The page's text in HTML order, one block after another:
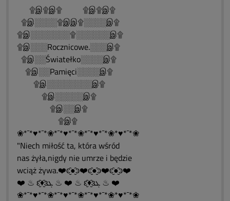
۩இ۩இ۩ ۩இ۩இ۩
۩இ░░░░۩இஇ۩░░░░இ۩
۩இ░░░░░░░۩░░░░░░இ۩
۩இ░░░Rocznicowe.░░░இ۩
۩இ░░Światełko░░░░இ۩
۩இ░░Pamięci░░░░இ۩
۩இ░░░░░░░░இ۩
۩இ░░░░░இ۩
۩இ░░இ۩
۩இ۩
❀*¯*♥*¯*❀*¯*♥*¯*❀*¯*♥*¯*❀*♥*¯*❀
"Niech miłość ta, która wśród
nas żyła,nigdy nie umrze i będzie
wciąż żywa.❤️ͼ̮̑●̮̑ͽ❤️ͼ̮̑●̮̑ͽ❤️ͼ̮̑●̮̑ͽ❤️
❤️ ♨ ԑ̮̑♦̮̑ɜܓ ♨ ❤️ ♨ ԑ̮̑♦̮̑ɜܓ ♨ ❤️
❀*¯*♥*¯*❀*¯*♥*¯*❀*¯*♥*¯*❀*♥*¯*❀